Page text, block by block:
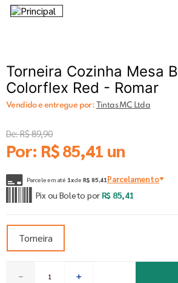
Torneira Cozinha Mesa
Colorflex Red - Romar
Vendido e entregue por: Tintas MC Ltda
De:R$89,90
Por: R$85,41 un
Parcele em até 1xde R$ 85,41Parcelamento
Pix ou Boleto por R$ 85,41
Torneira
＋
－